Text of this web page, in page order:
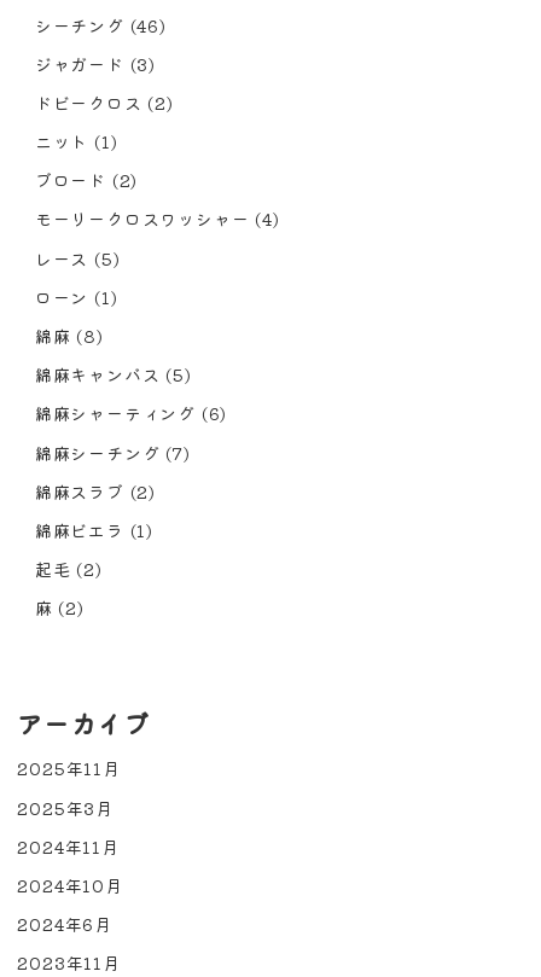
シーチング (46)
ジャガード (3)
ドビークロス (2)
ニット (1)
ブロード (2)
モーリークロスワッシャー (4)
レース (5)
ローン (1)
綿麻 (8)
綿麻キャンバス (5)
綿麻シャーティング (6)
綿麻シーチング (7)
綿麻スラブ (2)
綿麻ビエラ (1)
起毛 (2)
麻 (2)
アーカイブ
2025年11月
2025年3月
2024年11月
2024年10月
2024年6月
2023年11月